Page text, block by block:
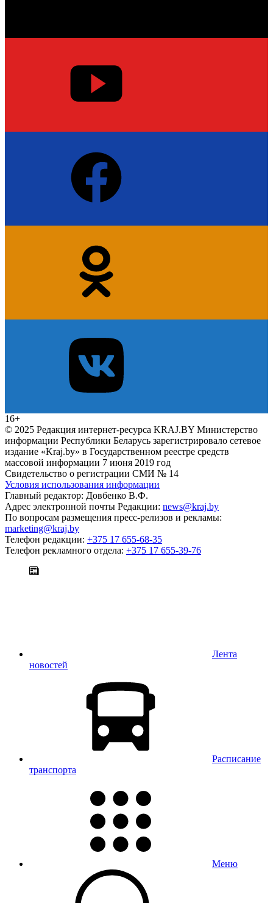
16+
© 2025 Редакция интернет-ресурса KRAJ.BY Министерство
информации Республики Беларусь зарегистрировало сетевое
издание «Kraj.by» в Государственном реестре средств
массовой информации 7 июня 2019 год
Свидетельство о регистрации СМИ № 14
Условия использования информации
Главный редактор: Довбенко В.Ф.
Адрес электронной почты Редакции: news@kraj.by
По вопросам размещения пресс-релизов и рекламы:
marketing@kraj.by
Телефон редакции: +375 17 655-68-35
Телефон рекламного отдела: +375 17 655-39-76
Лента
новостей
Расписание
транспорта
Меню